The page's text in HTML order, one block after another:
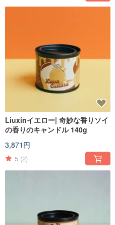
Liuxinイエロー| 奇妙な香りソイ
の香りのキャンドル 140g
3,871円
5 (2)